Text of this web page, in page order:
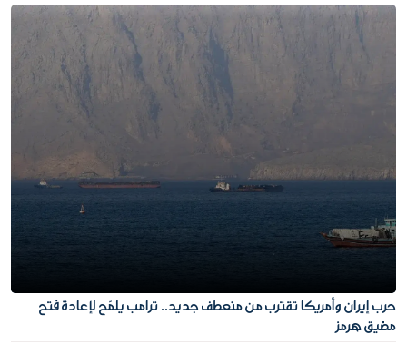
حرب إيران وأمريكا تقترب من منعطف جديد.. ترامب يلمّح لإعادة فتح
مضيق هرمز